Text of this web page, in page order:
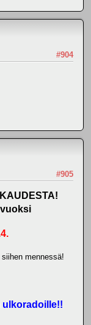
#904
#905
mennessä!
ulkoradoille!!